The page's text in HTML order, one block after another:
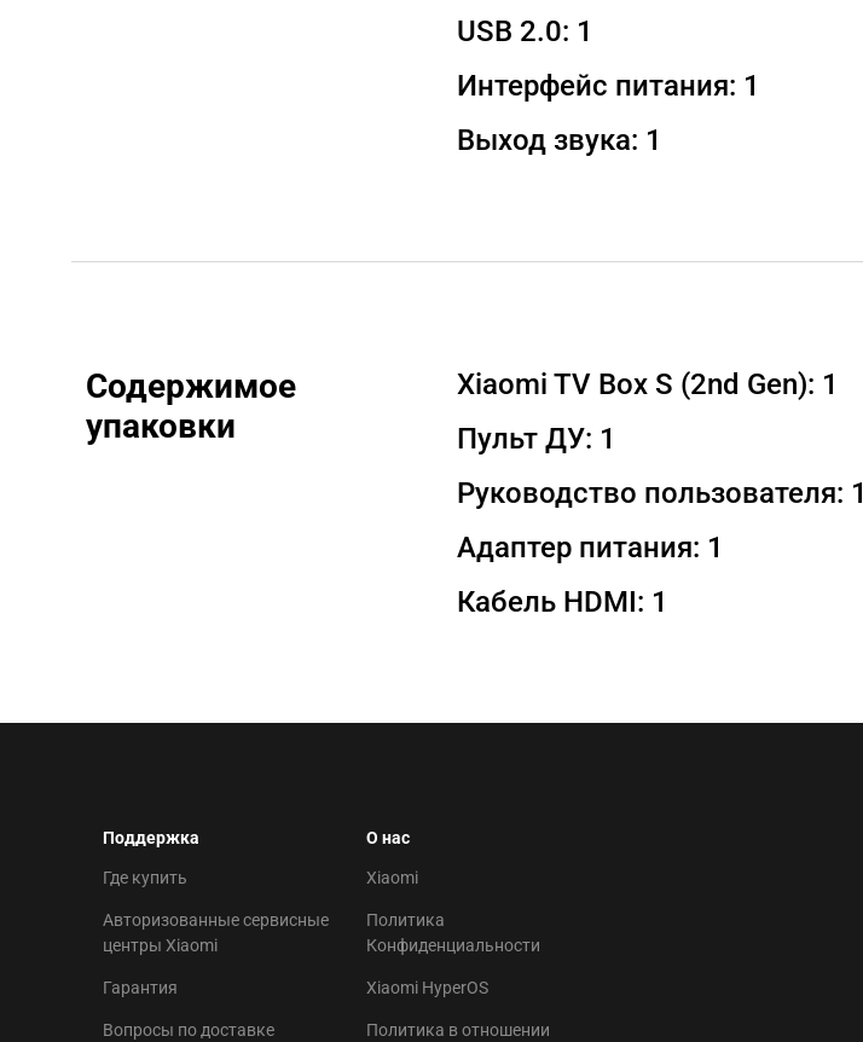
USB 2.0: 1
Интерфейс питания: 1
Выход звука: 1
Содержимое
упаковки
Xiaomi TV Box S (2nd Gen): 1
Пульт ДУ: 1
Руководство пользователя: 1
Адаптер питания: 1
Кабель HDMI: 1
Поддержка
Где купить
Авторизованные сервисные
центры Xiaomi
Гарантия
Вопросы по доставке
О нас
Xiaomi
Политика
Конфиденциальности
Xiaomi HyperOS
Политика в отношении